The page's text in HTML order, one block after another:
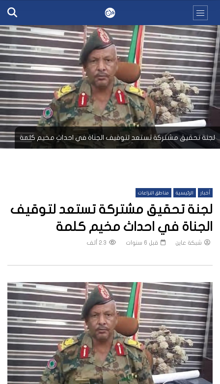
لجنة تحقيق مشتركة تستعد لتوقيف الجناة في احداث مخيم كلمة
أخبار الرئيسية مناطق النزاعات
لجنة تحقيق مشتركة تستعد لتوقيف
الجناة في احداث مخيم كلمة
شبكة عاين قبل 6 سنوات 2.3 ألف